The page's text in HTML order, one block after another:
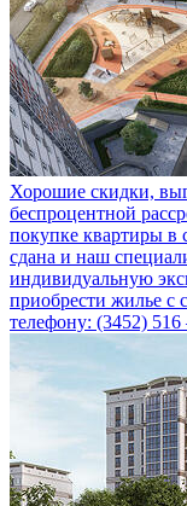
Хорошие скидки,
беспроцентной
покупке квартиры в
сдана и наш
индивидуальную
приобрести жилье с
телефону: (3452) 516